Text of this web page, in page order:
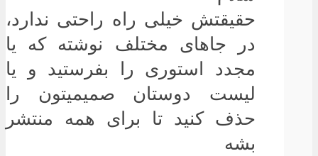
حقیقتش خیلی راه راحتی ندارد،
در جاهای مختلف نوشته که یا
مجدد استوری را بفرستید و یا
لیست دوستان صمیمیتون را
حذف کنید تا برای همه منتشر
بشه